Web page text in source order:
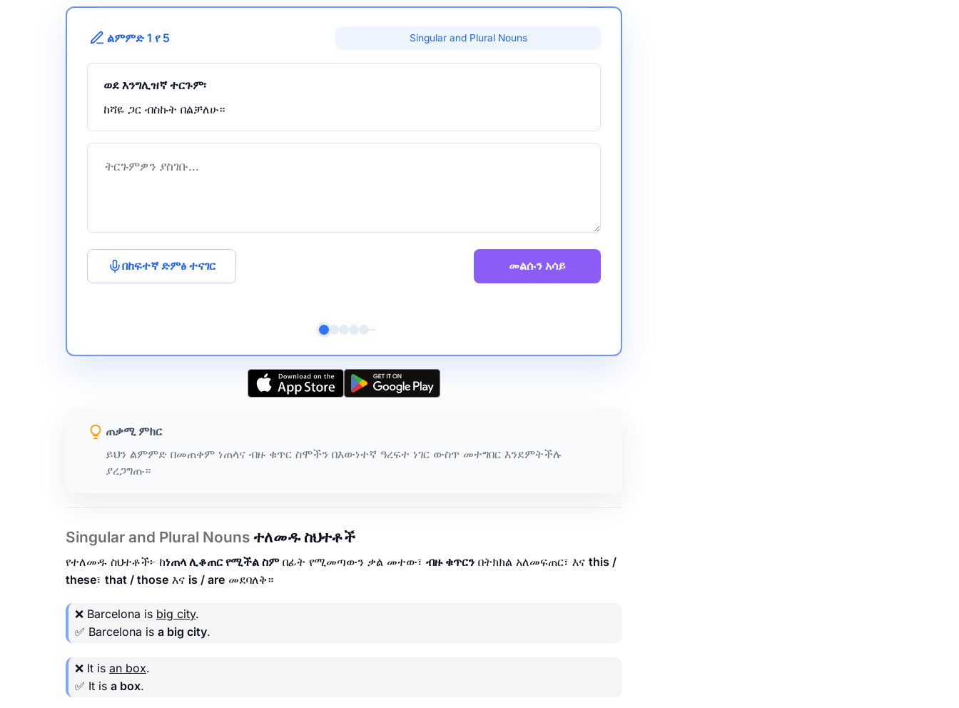
ልምምድ 1 የ 5 Singular and Plural Nouns
ወደ እንግሊዝኛ ተርጉም፡
ከሻዬ ጋር ብስኩት በልቻለሁ።
በከፍተኛ ድምፅ ተናገር መልሱን አሳይ
ጠቃሚ ምክር
ይህን ልምምድ በመጠቀም ነጠላና ብዙ ቁጥር ስሞችን በእውነተኛ ዓረፍተ ነገር ውስጥ መተግበር እንደምትችሉ
ያረጋግጡ።
Singular and Plural Nouns ተለመዱ ስህተቶች
የተለመዱ ስህተቶች፦ ከነጠላ ሊቆጠር የሚችል ስምበፊት የሚመጣውን ቃል መተው፣ ብዙ ቁጥርን በትክክል አለመፍጠር፣ እና this /
these፣ that / those እና is / are መደባለቅ።
❌ Barcelona is big city.
✅ Barcelona is a big city.
❌ It is an box.
✅ It is a box.